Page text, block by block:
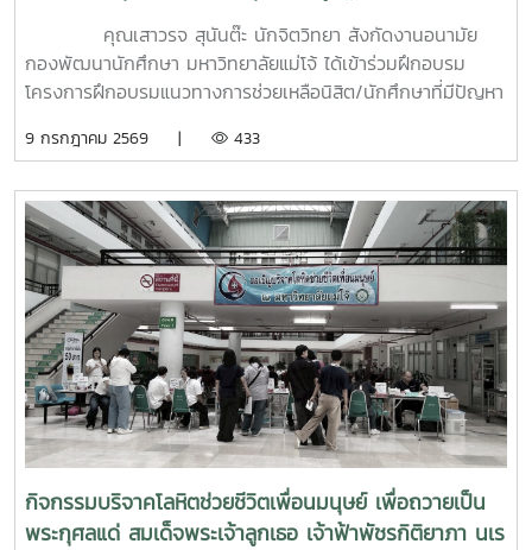
คุณเสาวรจ สุนันต๊ะ นักจิตวิทยา สังกัดงานอนามัย
กองพัฒนานักศึกษา มหาวิทยาลัยแม่โจ้ ได้เข้าร่วมฝึกอบรม
โครงการฝึกอบรมแนวทางการช่วยเหลือนิสิต/นักศึกษาที่มีปัญหา
ที่ 6–7 กรกฎาคม 2569 ณ ห้องบรรยาย ชั้น 1 กองพัฒนานิสิต
บุคลากรจากทั้งเครือข่าย ทปอ. และเครือข่ายสมาคมอุดมศึกษา
เอกชนแห่งประเทศไทย (สสอท.) การอบรมครั้งนี้มุ่งเน้นการ
พัฒนาองค์ความรู้และทักษะที่จำเป็นในการดูแลนิสิตนักศึกษา
ครอบคลุมตั้งแต่:ความรู้พื้นฐานด้านสุขภาพจิต: เรียนรู้แนวโน้ม
ปัญหา และปัจจัยเสี่ยงต่าง ๆ การคัดกรองและประเมินสุขภาพจิต
เบื้องต้น: ด้วยเครื่องมือมาตรฐาน เช่น DASS-21, PHQ-9 และ
ST-5 ทักษะการให้คำปรึกษาเบื้องต้น: อาทิ การฟังอย่างตั้งรับ
(Active Listening), ความเข้าใจใส่ใจ (Empathy) และการ
ปฐมพยาบาลทางจิตใจ (Psychological First Aid: PFA)
นอกจากนี้ ยังมีการเรียนรู้ระบบการดูแลและการส่งต่อกรณี
ฉุกเฉิน การทำงานร่วมกับผู้เชี่ยวชาญทางการแพทย์ ตลอดจน
การติดตามดูแลนิสิตอย่างต่อเนื่องสำหรับวันที่สองของการอบรม
9 กรกฎาคม 2569 | 433
กิจกรรมบริจาคโลหิตช่วยชีวิตเพื่อนมนุษย์ เพื่อถวายเป็น
พระกุศลแด่ สมเด็จพระเจ้าลูกเธอ เจ้าฟ้าพัชรกิติยาภา นเร